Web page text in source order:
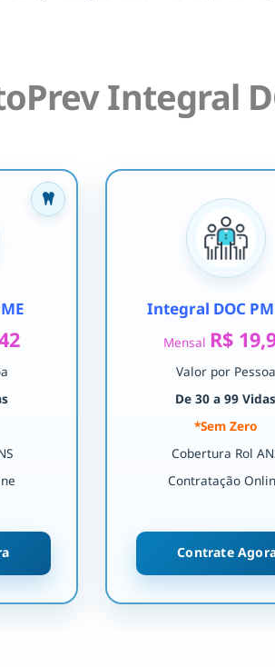
Integral
Integral DOC
Mensal R$
Valor por Pessoa
De 30 a 99 Vidas
*Sem Zero
Cobertura Rol
Contratação
Contrate